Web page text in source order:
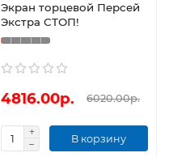
Экран торцевой Персей
Экстра СТОП!
4816.00р. 6020.00р.
В корзину